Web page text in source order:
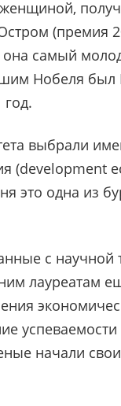
(премия
она самый
Нобеля был
год.
выбрали
(development
это одна из
с
лауреатам
начали